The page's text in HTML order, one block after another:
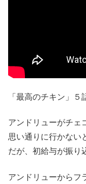
「最高のチキン」５
アンドリューがチェ
思い通りに行かない
だが、初給与が振り
アンドリューからフ